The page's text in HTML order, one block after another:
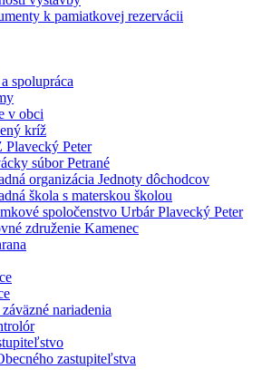
k pamiatkovej rezervácii
spolupráca
v obci
kríž
Peter
súbor Petrané
organizácia Jednoty dôchodcov
škola s materskou školou
spoločenstvo Urbár Plavecký Peter
združenie Kamenec
nariadenia
zastupiteľstva